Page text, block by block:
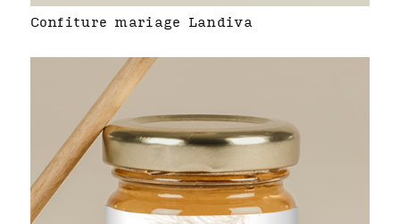
Confiture mariage Landiva